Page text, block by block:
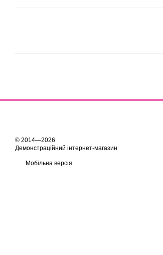
© 2014—2026
Демонстраційний інтернет-магазин
Мобільна версія